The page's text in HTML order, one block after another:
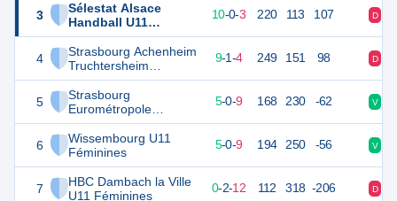
3
Sélestat Alsace
Handball U11
Féminines
4
Strasbourg Achenheim
Truchtersheim
Handball U11
Féminines
5
Strasbourg
Eurométropole
Handball
6
Wissembourg U11
Féminines
7
HBC Dambach la Ville
U11 Féminines
33 10-0-3 220 113 107 D
33 14 9-1-4 249 151 98 D
5-0-9 168 230 -62 V
24 5-0-9 194 250 -56 V
16 14 0-2-12 112 318 -206 D